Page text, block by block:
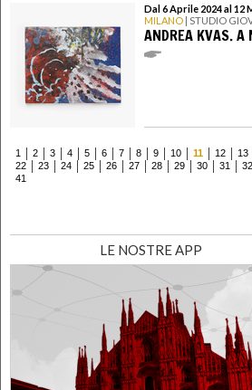
Dal 6 Aprile 2024 al 12
MILANO | STUDIO
ANDREA KVAS. A
1 2 3 4 5 6 7 8 9 10 11 12 13
22
23 24 25 26 27 28 29 30 31 32
41
LE NOSTRE APP